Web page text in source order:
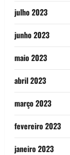
julho 2023
junho 2023
maio 2023
abril 2023
março 2023
fevereiro 2023
janeiro 2023